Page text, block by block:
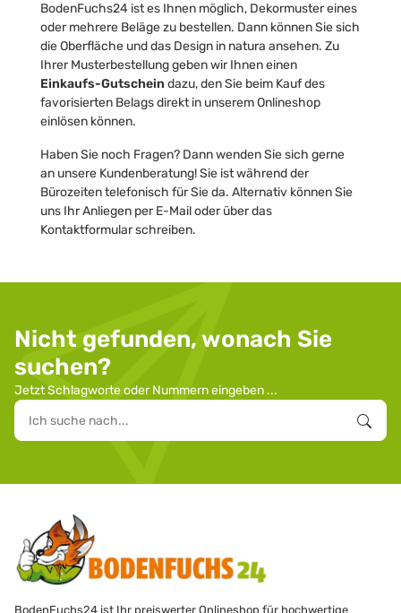
BodenFuchs24 ist es Ihnen möglich, Dekormuster eines
oder mehrere Beläge zu bestellen. Dann können Sie sich
die Oberfläche und das Design in natura ansehen. Zu
Ihrer Musterbestellung geben wir Ihnen einen
Einkaufs-Gutschein dazu, den Sie beim Kauf des
favorisierten Belags direkt in unserem Onlineshop
einlösen können.
Haben Sie noch Fragen? Dann wenden Sie sich gerne
an unsere Kundenberatung! Sie ist während der
Bürozeiten telefonisch für Sie da. Alternativ können Sie
uns Ihr Anliegen per E-Mail oder über das
Kontaktformular schreiben.
Nicht gefunden, wonach Sie
suchen?
Jetzt Schlagworte oder Nummern eingeben ...
BodenFuchs24 ist Ihr preiswerter Onlineshop für hochwertige